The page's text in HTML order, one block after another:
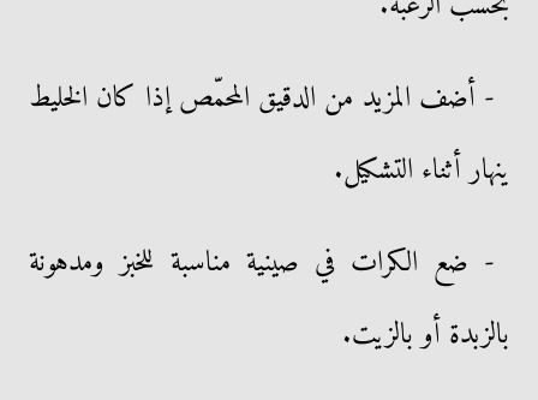
- أضف المزيد من الدقيق المحمّص إذا كان الخليط
ينهار أثناء التشكيل.
- ضع الكرات في صينية مناسبة للخبز ومدهونة
بالزبدة أو بالزيت.